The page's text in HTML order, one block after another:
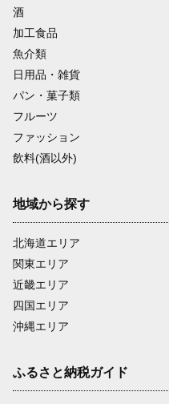
酒
加工食品
魚介類
日用品・雑貨
パン・菓子類
フルーツ
ファッション
飲料(酒以外)
地域から探す
北海道エリア
関東エリア
近畿エリア
四国エリア
沖縄エリア
ふるさと納税ガイド